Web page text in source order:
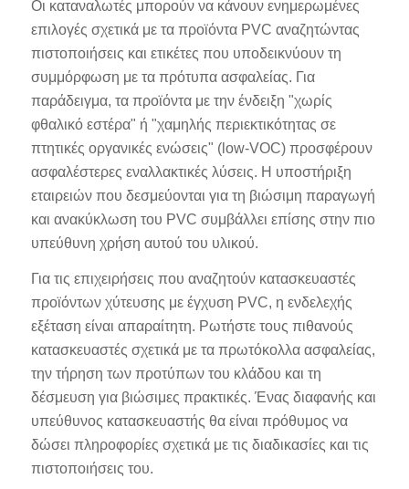
Οι καταναλωτές μπορούν να κάνουν ενημερωμένες
επιλογές σχετικά με τα προϊόντα PVC αναζητώντας
πιστοποιήσεις και ετικέτες που υποδεικνύουν τη
συμμόρφωση με τα πρότυπα ασφαλείας. Για
παράδειγμα, τα προϊόντα με την ένδειξη "χωρίς
φθαλικό εστέρα" ή "χαμηλής περιεκτικότητας σε
πτητικές οργανικές ενώσεις" (low-VOC) προσφέρουν
ασφαλέστερες εναλλακτικές λύσεις. Η υποστήριξη
εταιρειών που δεσμεύονται για τη βιώσιμη παραγωγή
και ανακύκλωση του PVC συμβάλλει επίσης στην πιο
υπεύθυνη χρήση αυτού του υλικού.
Για τις επιχειρήσεις που αναζητούν κατασκευαστές
προϊόντων χύτευσης με έγχυση PVC, η ενδελεχής
εξέταση είναι απαραίτητη. Ρωτήστε τους πιθανούς
κατασκευαστές σχετικά με τα πρωτόκολλα ασφαλείας,
την τήρηση των προτύπων του κλάδου και τη
δέσμευση για βιώσιμες πρακτικές. Ένας διαφανής και
υπεύθυνος κατασκευαστής θα είναι πρόθυμος να
δώσει πληροφορίες σχετικά με τις διαδικασίες και τις
πιστοποιήσεις του.